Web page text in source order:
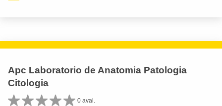
Apc Laboratorio de Anatomia Patologia
Citologia
0 aval.